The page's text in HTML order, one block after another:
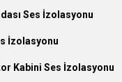
Ses İzolasyonu
İzolasyonu
Kabini Ses İzolasyonu